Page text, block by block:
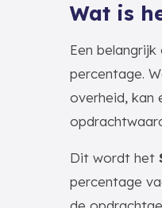
Wat is
Een
percentage.
overheid, kan
Dit wordt het
percentage